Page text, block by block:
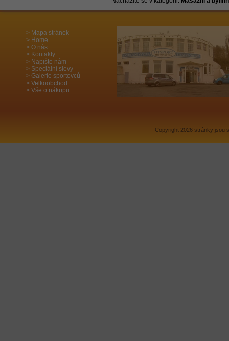
Mapa stránek
Home
O nás
Kontakty
Napište nám
Speciální slevy
Galerie sportovců
Velkoobchod
Vše o nákupu
Copyright 2026 stránky jsou